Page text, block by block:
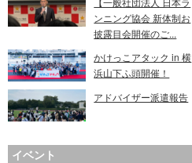
ンニング協会 新体制お
披露目会開催のご...
かけっこアタック in 横
浜山下ふ頭開催！
アドバイザー派遣報告
イベント